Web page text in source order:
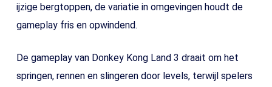
ijzige bergtoppen, de variatie in omgevingen houdt de
gameplay fris en opwindend.
De gameplay van Donkey Kong Land 3 draait om het
springen, rennen en slingeren door levels, terwijl spelers